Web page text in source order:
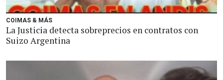
COIMAS & MÁS
La Justicia detecta sobreprecios en contratos con
Suizo Argentina